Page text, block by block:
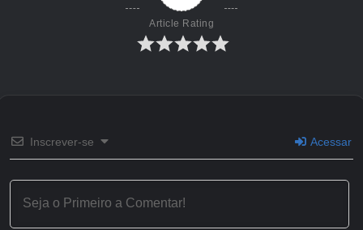
Article Rating
Inscrever-se Acessar